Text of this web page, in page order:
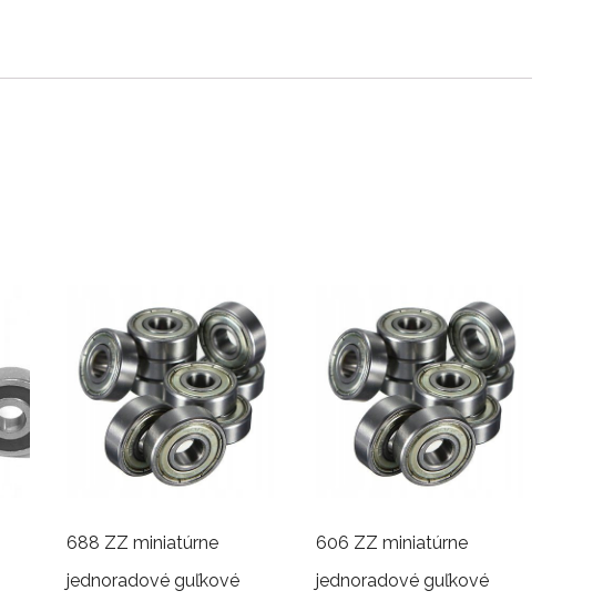
688 ZZ miniatúrne
jednoradové guľkové
606 ZZ miniatúrne
jednoradové guľkové